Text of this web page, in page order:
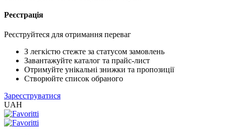
Реєстрація
Реєструйтеся для отримання переваг
З легкістю стежте за статусом замовлень
Завантажуйте каталог та прайс-лист
Отримуйте унікальні знижки та пропозиції
Створюйте список обраного
Зареєструватися
UAH
XLS
EXCEL
(Розн.)
XLS
EXCEL
2005
(Опт)